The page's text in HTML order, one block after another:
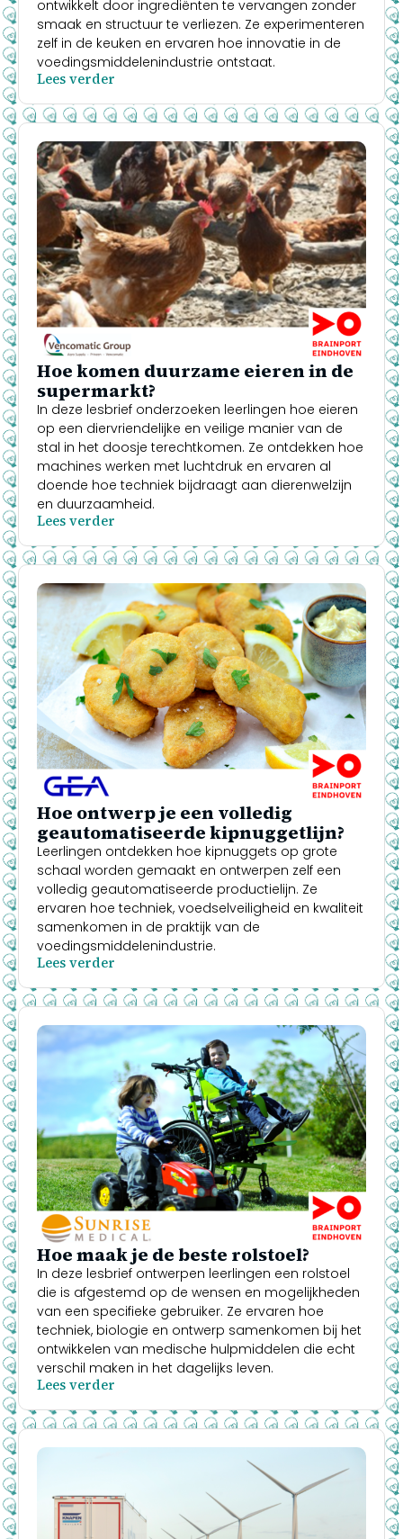
ontwikkelt door ingrediënten te vervangen zonder
smaak en structuur te verliezen. Ze experimenteren
zelf in de keuken en ervaren hoe innovatie in de
voedingsmiddelenindustrie ontstaat.
Lees verder
Hoe komen duurzame eieren in de
supermarkt?
In deze lesbrief onderzoeken leerlingen hoe eieren
op een diervriendelijke en veilige manier van de
stal in het doosje terechtkomen. Ze ontdekken hoe
machines werken met luchtdruk en ervaren al
doende hoe techniek bijdraagt aan dierenwelzijn
en duurzaamheid.
Lees verder
Hoe ontwerp je een volledig
geautomatiseerde kipnuggetlijn?
Leerlingen ontdekken hoe kipnuggets op grote
schaal worden gemaakt en ontwerpen zelf een
volledig geautomatiseerde productielijn. Ze
ervaren hoe techniek, voedselveiligheid en kwaliteit
samenkomen in de praktijk van de
voedingsmiddelenindustrie.
Lees verder
Hoe maak je de beste rolstoel?
In deze lesbrief ontwerpen leerlingen een rolstoel
die is afgestemd op de wensen en mogelijkheden
van een specifieke gebruiker. Ze ervaren hoe
techniek, biologie en ontwerp samenkomen bij het
ontwikkelen van medische hulpmiddelen die echt
verschil maken in het dagelijks leven.
Lees verder